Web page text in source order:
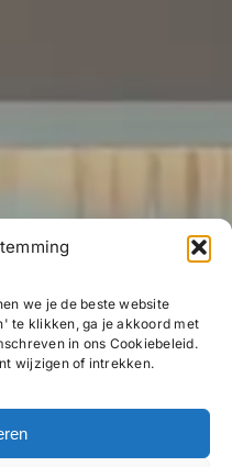
we je de beste website
te klikken, ga je akkoord met
in ons Cookiebeleid.
wijzigen of intrekken.